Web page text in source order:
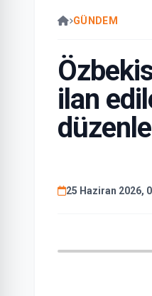
GÜNDEM
ilan
25 Haziran 2026,